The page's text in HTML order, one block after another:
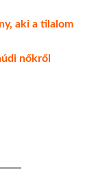
aki a tilalom
nőkről